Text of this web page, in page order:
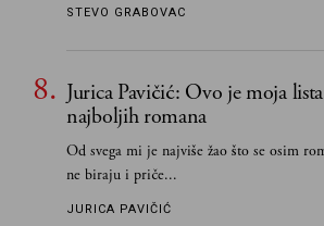
STEVO GRABOVAC
Jurica Pavičić: Ovo je moja
najboljih romana
Od svega mi je najviše žao što se osim
ne biraju i priče...
JURICA PAVIČIĆ